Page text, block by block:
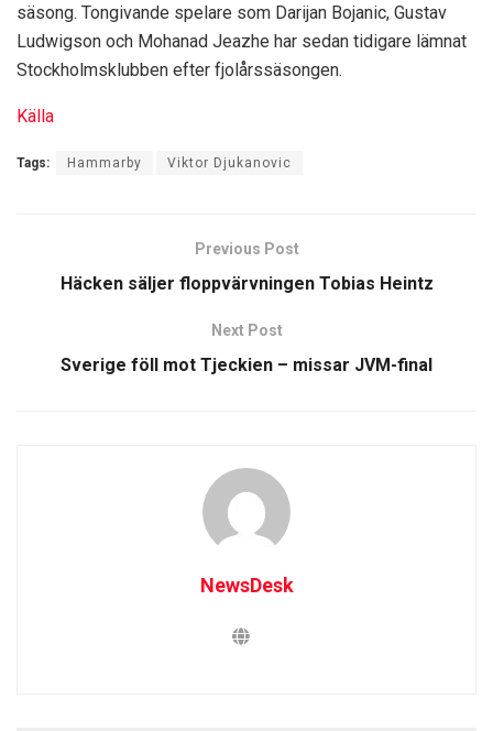
säsong. Tongivande spelare som Darijan Bojanic, Gustav
Ludwigson och Mohanad Jeazhe har sedan tidigare lämnat
Stockholmsklubben efter fjolårssäsongen.
Källa
Tags: Hammarby Viktor Djukanovic
Previous Post
Häcken säljer floppvärvningen Tobias Heintz
Next Post
Sverige föll mot Tjeckien – missar JVM-final
NewsDesk